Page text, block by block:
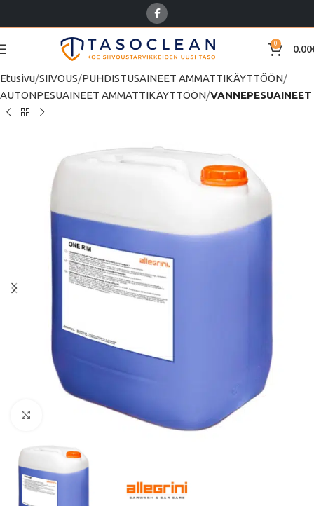
0 0.00
Etusivu SIIVOUS PUHDISTUSAINEET AMMATTIKÄYTTÖÖN
AUTONPESUAINEET AMMATTIKÄYTTÖÖN VANNEPESUAINEET
Klikkaa suurentaaksesi